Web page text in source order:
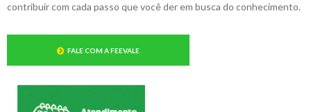
contribuir com cada passo que você der em busca do conhecimento.
FALE COM A FEEVALE